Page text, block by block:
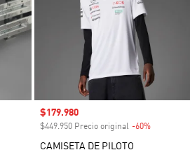
Precio de venta
$179.980
$449.950 Precio original -60%
CAMISETA DE PILOTO